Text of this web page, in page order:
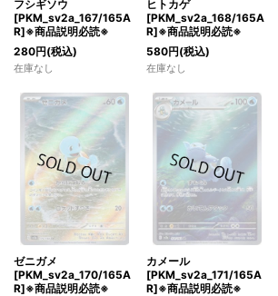
フシギソウ
[PKM_sv2a_167/165A
R]※商品説明必読※
280円(税込)
在庫なし
ヒトカゲ
[PKM_sv2a_168/165A
R]※商品説明必読※
580円(税込)
在庫なし
ゼニガメ
[PKM_sv2a_170/165A
R]※商品説明必読※
カメール
[PKM_sv2a_171/165A
R]※商品説明必読※